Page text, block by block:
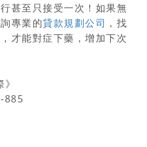
甚至只接受一次！如果無
專業的貸款規劃公司 ，找
才能對症下藥， 增加下次
885